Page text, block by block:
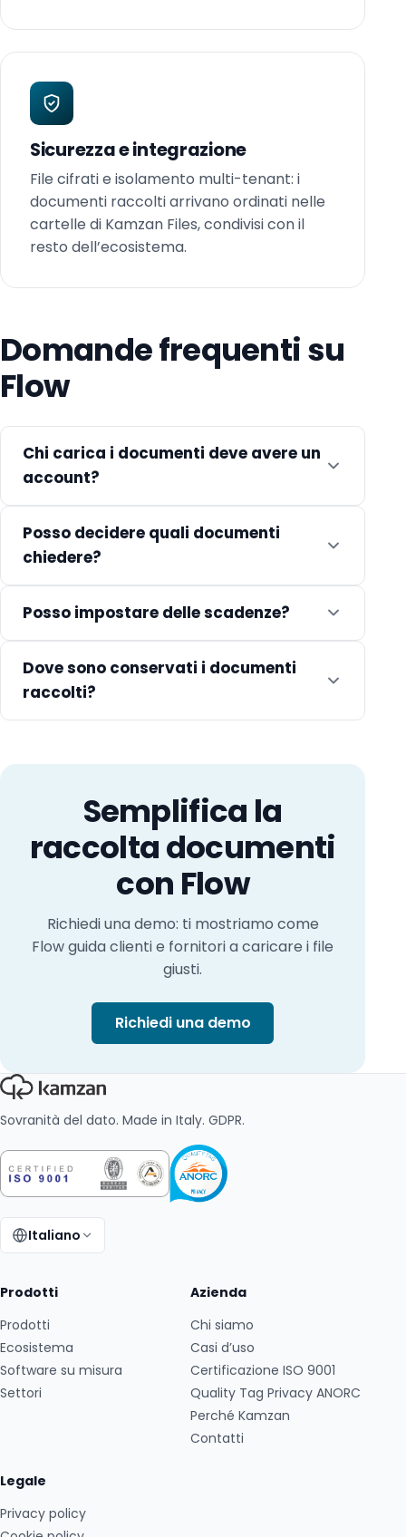
Sicurezza e integrazione
File cifrati e isolamento multi-tenant: i
documenti raccolti arrivano ordinati nelle
cartelle di Kamzan Files, condivisi con il
resto dell’ecosistema.
Domande frequenti su
Flow
Chi carica i documenti deve avere un
account?
Posso decidere quali documenti
chiedere?
Posso impostare delle scadenze?
Dove sono conservati i documenti
raccolti?
Semplifica la
raccolta documenti
con Flow
Richiedi una demo: ti mostriamo come
Flow guida clienti e fornitori a caricare i file
giusti.
Richiedi una demo
Sovranità del dato. Made in Italy. GDPR.
Cambia lingua:
Italiano
Prodotti
Prodotti
Ecosistema
Software su misura
Settori
Azienda
Chi siamo
Casi d’uso
Certificazione ISO 9001
Quality Tag Privacy ANORC
Perché Kamzan
Contatti
Legale
Privacy policy